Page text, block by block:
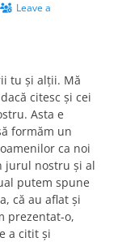
Leave a
tu şi alţii. Mă
citesc şi cei
Asta e
formăm un
ca noi
jurul nostru şi al
putem spune
că au aflat şi
prezentat-o,
a citit şi